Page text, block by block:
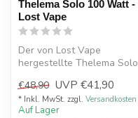
Thelema Solo 100 Watt -
Lost Vape
Der von Lost Vape
hergestellte Thelema Solo
verschiede...
€48,90 UVP €41,90
* Inkl. MwSt. zzgl. Versandkosten
Auf Lager